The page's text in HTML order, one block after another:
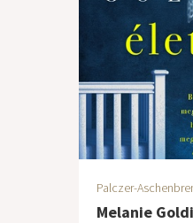
Palczer-
Melanie